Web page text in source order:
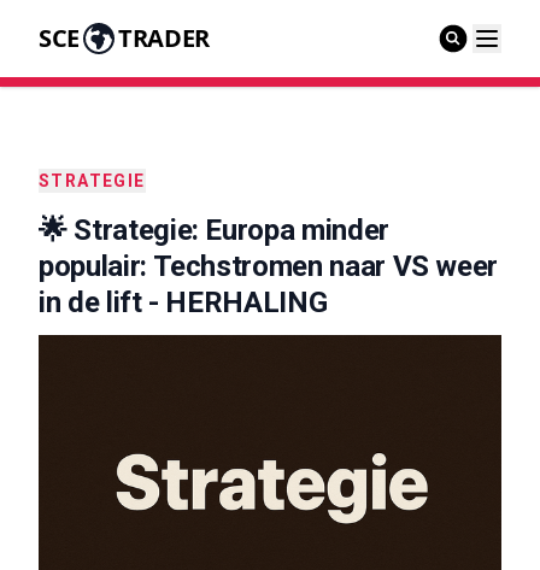
SCE TRADER
STRATEGIE
🌟 Strategie: Europa minder
populair: Techstromen naar VS weer
in de lift - HERHALING